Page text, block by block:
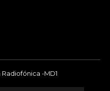
-MD1